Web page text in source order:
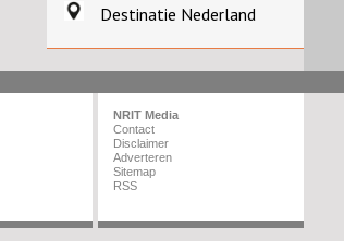
Destinatie Nederland
NRIT Media
Contact
Disclaimer
Adverteren
Sitemap
RSS